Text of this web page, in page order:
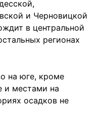
и Черновицкой
в центральной
регионах
на юге, кроме
и местами на
осадков не